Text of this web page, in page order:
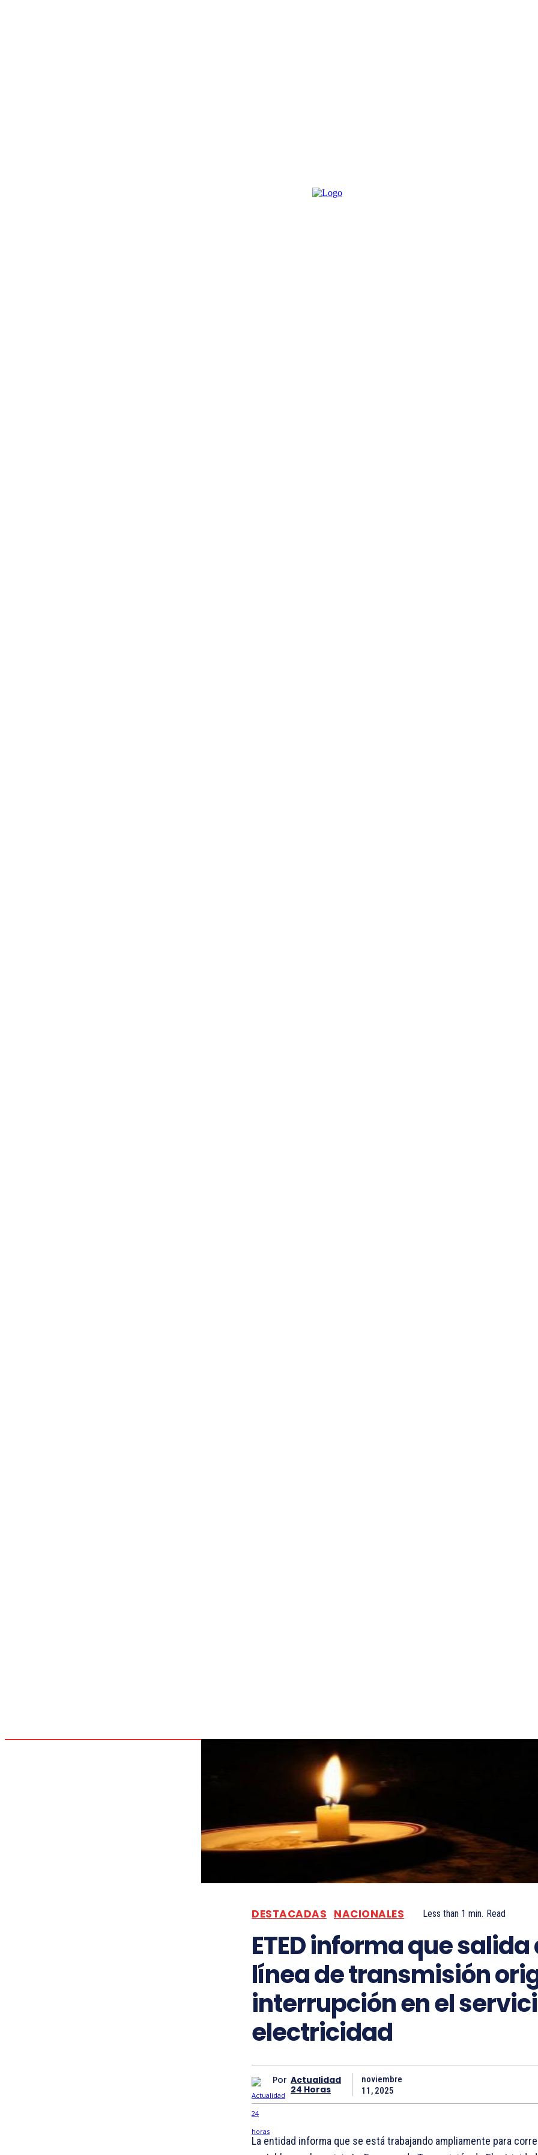
DESTACADAS NACIONALES Less than 1 min. Read
ETED informa que salida
línea de transmisión
interrupción en el
electricidad
Por Actualidad
24 Horas
noviembre
11, 2025
La entidad informa que se está trabajando ampliamente para